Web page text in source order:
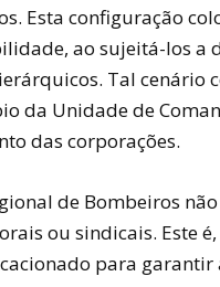
Esta configuração
ao sujeitá-los a
Tal cenário
da Unidade de
das corporações.
de Bombeiros
ou sindicais. Este
para garantir